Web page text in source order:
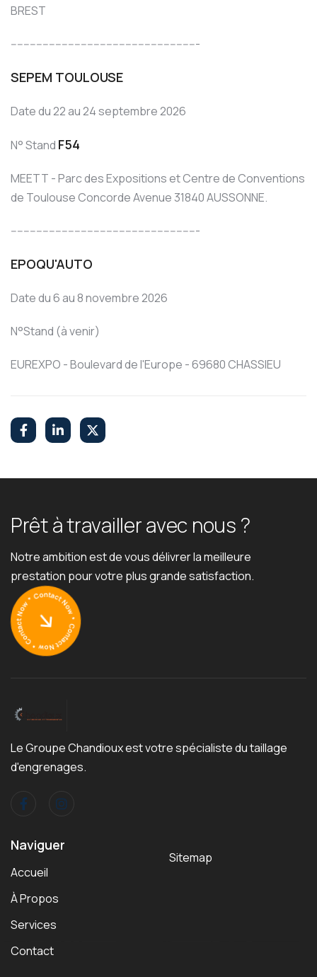
BREST
-----------------------------------------------------------
SEPEM TOULOUSE
Date du 22 au 24 septembre 2026
N° Stand F54
MEETT - Parc des Expositions et Centre de Conventions
de Toulouse Concorde Avenue 31840 AUSSONNE.
-----------------------------------------------------------
EPOQU'AUTO
Date du 6 au 8 novembre 2026
N°Stand (à venir)
EUREXPO - Boulevard de l'Europe - 69680 CHASSIEU
Prêtàtravailleravec nous ?
Notre ambition est de vous délivrer la meilleure
prestation pour votre plus grande satisfaction.
Le Groupe Chandioux est votre spécialiste du taillage
d'engrenages.
Naviguer
Accueil
À Propos
Services
Contact
Sitemap